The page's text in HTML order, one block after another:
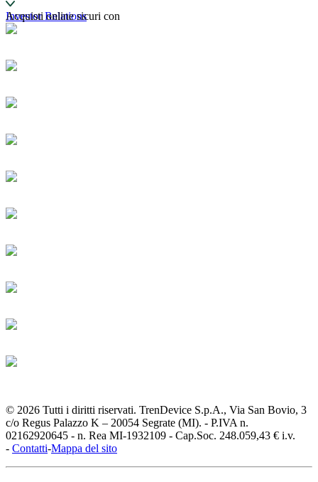
Investor Relations
Acquisti online sicuri con
© 2026 Tutti i diritti riservati. TrenDevice S.p.A., Via San Bovio, 3
c/o Regus Palazzo K – 20054 Segrate (MI). - P.IVA n.
02162920645 - n. Rea MI-1932109 - Cap.Soc. 248.059,43 € i.v.
- Contatti-Mappa del sito